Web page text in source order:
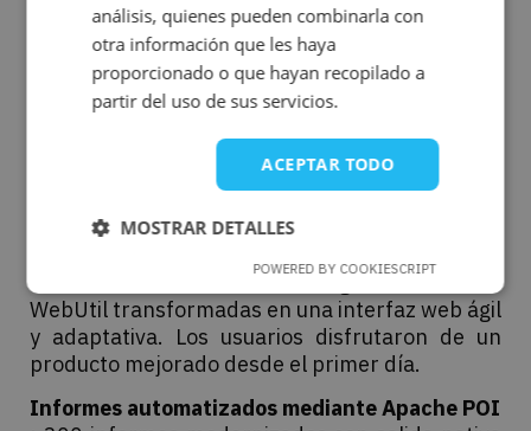
Arquitectura
de ejecución en paralelo:el nuevo sistema
funcionó en paralelo con la aplicación Forms
original. Validación en tiempo real antes de la
cualquiera que deba dar el visto bueno a un
sistema de esta importancia.
Interfaz de usuario moderna (HTML5 /
: más de 7.400 líneas de código heredado de
WebUtil transformadas en una interfaz web ágil
y adaptativa. Los usuarios disfrutaron de un
producto mejorado desde el primer día.
Informes automatizados mediante Apache POI
análisis, quienes pueden combinarla con
otra información que les haya
proporcionado o que hayan recopilado a
partir del uso de sus servicios.
ACEPTAR TODO
MOSTRAR DETALLES
POWERED BY COOKIESCRIPT